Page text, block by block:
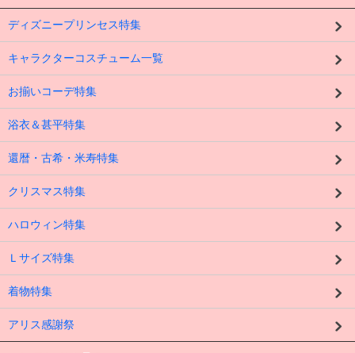
ディズニープリンセス特集
キャラクターコスチューム一覧
お揃いコーデ特集
浴衣＆甚平特集
還暦・古希・米寿特集
クリスマス特集
ハロウィン特集
Ｌサイズ特集
着物特集
アリス感謝祭